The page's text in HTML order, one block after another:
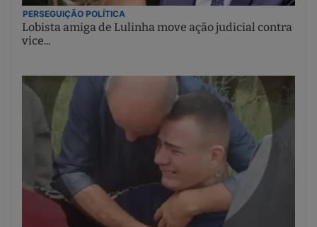
PERSEGUIÇÃO POLÍTICA
Lobista amiga de Lulinha move ação judicial contra
vice...